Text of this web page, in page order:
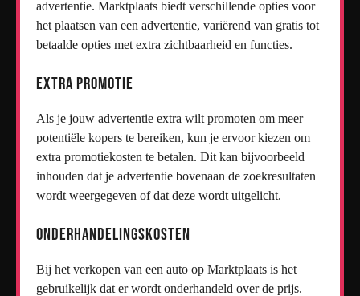
advertentie. Marktplaats biedt verschillende opties voor
het plaatsen van een advertentie, variërend van gratis tot
betaalde opties met extra zichtbaarheid en functies.
Extra Promotie
Als je jouw advertentie extra wilt promoten om meer
potentiële kopers te bereiken, kun je ervoor kiezen om
extra promotiekosten te betalen. Dit kan bijvoorbeeld
inhouden dat je advertentie bovenaan de zoekresultaten
wordt weergegeven of dat deze wordt uitgelicht.
Onderhandelingskosten
Bij het verkopen van een auto op Marktplaats is het
gebruikelijk dat er wordt onderhandeld over de prijs.